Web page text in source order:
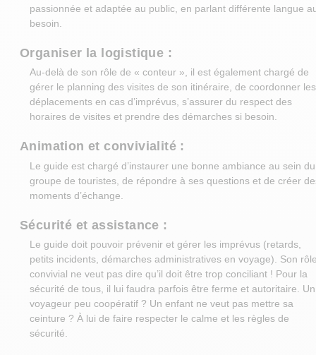
passionnée et adaptée au public, en parlant différente langue
besoin.
Organiser la logistique :
Au-delà de son rôle de « conteur », il est également chargé de
gérer le planning des visites de son itinéraire, de coordonner les
déplacements en cas d’imprévus, s’assurer du respect des
horaires de visites et prendre des démarches si besoin.
Animation et convivialité :
Le guide est chargé d’instaurer une bonne ambiance au sein du
groupe de touristes, de répondre à ses questions et de créer
moments d’échange.
Sécurité et assistance :
Le guide doit pouvoir prévenir et gérer les imprévus (retards,
petits incidents, démarches administratives en voyage). Son
convivial ne veut pas dire qu’il doit être trop conciliant ! Pour la
sécurité de tous, il lui faudra parfois être ferme et autoritaire. Un
voyageur peu coopératif ? Un enfant ne veut pas mettre sa
ceinture ? À lui de faire respecter le calme et les règles de
sécurité.